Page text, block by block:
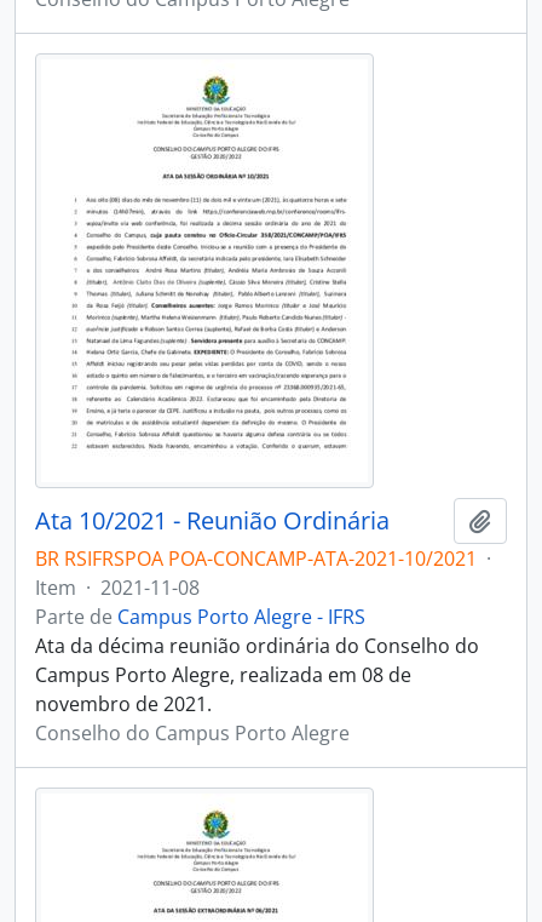
Ata 10/2021 - Reunião Ordinária
BR RSIFRSPOA POA-CONCAMP-ATA-2021-10/2021 ·
Item · 2021-11-08
Parte de Campus Porto Alegre - IFRS
Ata da décima reunião ordinária do Conselho do
Campus Porto Alegre, realizada em 08 de
novembro de 2021.
Conselho do Campus Porto Alegre